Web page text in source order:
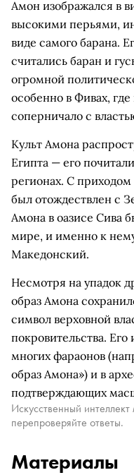
Амон изображался в
высокими перьями,
виде самого барана.
считались баран и
огромной
особенно в Фивах,
соперничало с
Культ Амона
Египта — его
регионах. С
был отождествлен с
Амона в оазисе Сива
мире, и именно к
Македонский.
Несмотря на упадок
образ Амона
символ верховной
покровительства.
многих фараонов
образ Амона») и в
подтверждающих
Искусственный
перепроверяйте ответы.
Материалы